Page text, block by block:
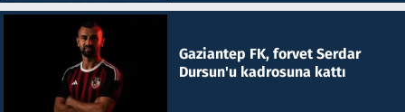
Gaziantep FK, forvet Serdar
Dursun'u kadrosuna kattı